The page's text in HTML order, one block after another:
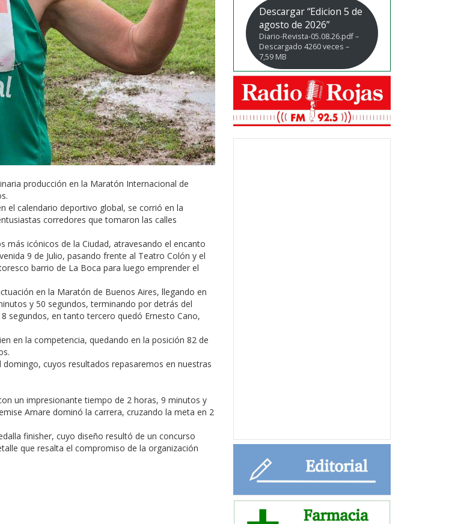
producción en la Maratón Internacional de
el calendario deportivo global, se corrió en la
corredores que tomaron las calles
icónicos de la Ciudad, atravesando el encanto
9 de Julio, pasando frente al Teatro Colón y el
barrio de La Boca para luego emprender el
en la Maratón de Buenos Aires, llegando en
y 50 segundos, terminando por detrás del
segundos, en tanto tercero quedó Ernesto Cano,
en la competencia, quedando en la posición 82 de
cuyos resultados repasaremos en nuestras
un impresionante tiempo de 2 horas, 9 minutos y
Amare dominó la carrera, cruzando la meta en 2
finisher, cuyo diseño resultó de un concurso
que resalta el compromiso de la organización
Descargar “Edicion 5 de
agosto de 2026”
Diario-Revista-05.08.26.pdf –
Descargado 4260 veces –
7,59 MB